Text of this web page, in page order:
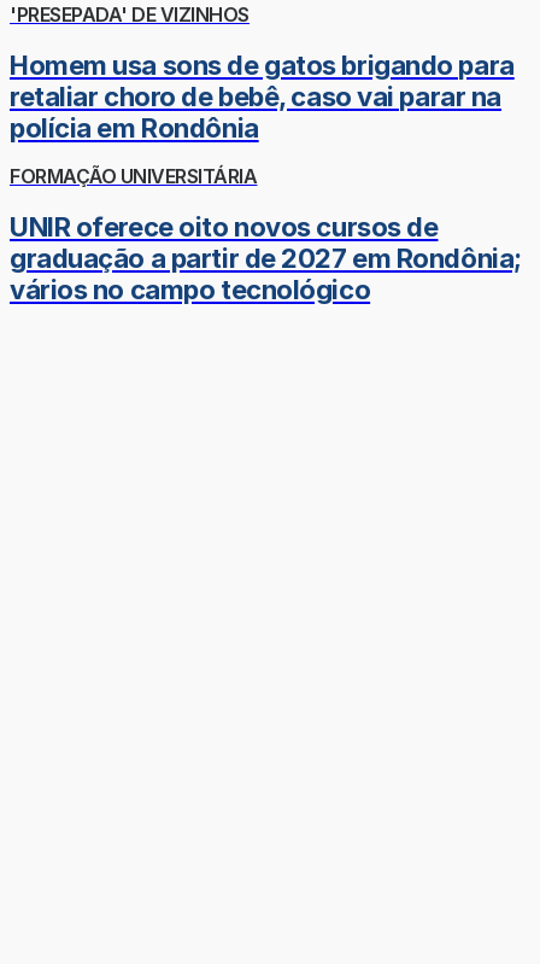
'PRESEPADA' DE VIZINHOS
Homem usa sons de gatos brigando para
retaliar choro de bebê, caso vai parar na
polícia em Rondônia
FORMAÇÃO UNIVERSITÁRIA
UNIR oferece oito novos cursos de
graduação a partir de 2027 em Rondônia;
vários no campo tecnológico